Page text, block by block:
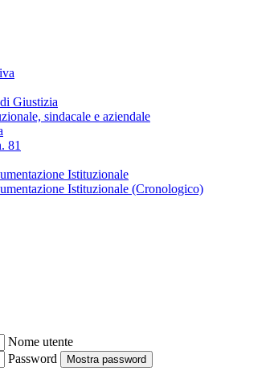
Giustizia
sindacale e aziendale
81
Istituzionale
Istituzionale (Cronologico)
Nome utente
Password
Mostra password